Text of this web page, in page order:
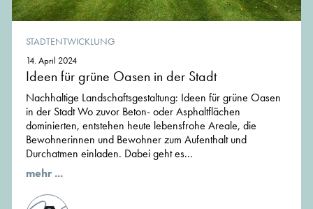
STADTENTWICKLUNG
14. April 2024
Ideen für grüne Oasen in der Stadt
Nachhaltige Landschaftsgestaltung: Ideen für grüne Oasen
in der Stadt Wo zuvor Beton- oder Asphaltflächen
dominierten, entstehen heute lebensfrohe Areale, die
Bewohnerinnen und Bewohner zum Aufenthalt und
Durchatmen einladen. Dabei geht es...
mehr ...